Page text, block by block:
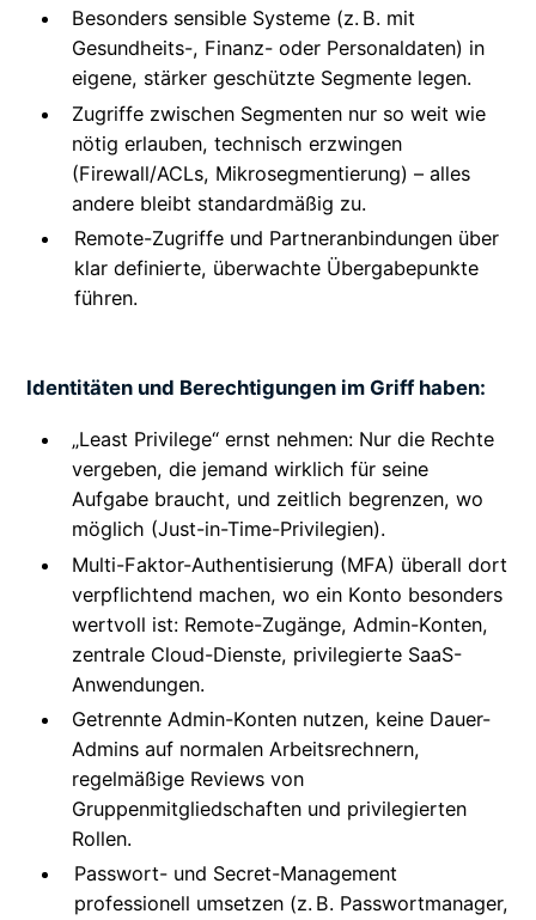
Besonders sensible Systeme (z. B. mit
Gesundheits-, Finanz- oder Personaldaten) in
eigene, stärker geschützte Segmente legen.
Zugriffe zwischen Segmenten nur so weit wie
nötig erlauben, technisch erzwingen
(Firewall/ACLs, Mikrosegmentierung) – alles
andere bleibt standardmäßig zu.
Remote-Zugriffe und Partneranbindungen über
klar definierte, überwachte Übergabepunkte
führen.
Identitäten und Berechtigungen im Griff haben:
„Least Privilege“ ernst nehmen: Nur die Rechte
vergeben, die jemand wirklich für seine
Aufgabe braucht, und zeitlich begrenzen, wo
möglich (Just-in-Time-Privilegien).
Multi-Faktor-Authentisierung (MFA) überall dort
verpflichtend machen, wo ein Konto besonders
wertvoll ist: Remote-Zugänge, Admin-Konten,
zentrale Cloud-Dienste, privilegierte SaaS-
Anwendungen.
Getrennte Admin-Konten nutzen, keine Dauer-
Admins auf normalen Arbeitsrechnern,
regelmäßige Reviews von
Gruppenmitgliedschaften und privilegierten
Rollen.
Passwort- und Secret-Management
professionell umsetzen (z. B. Passwortmanager,